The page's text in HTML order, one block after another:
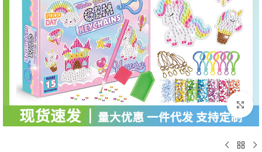
برای بزرگنمایی کلیک کنید